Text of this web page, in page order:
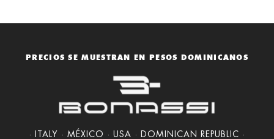
PRECIOS SE MUESTRAN EN PESOS DOMINICANOS
· ITALY · MÉXICO · USA · DOMINICAN REPUBLIC ·